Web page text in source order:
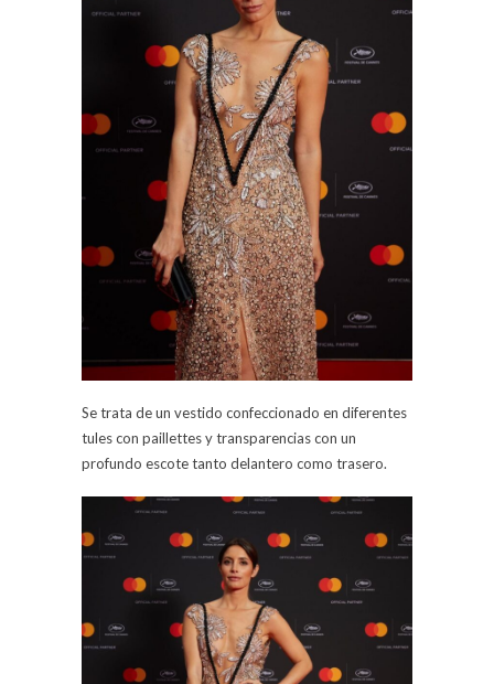
Se trata de un vestido confeccionado en diferentes
tules con paillettes y transparencias con un
profundo escote tanto delantero como trasero.